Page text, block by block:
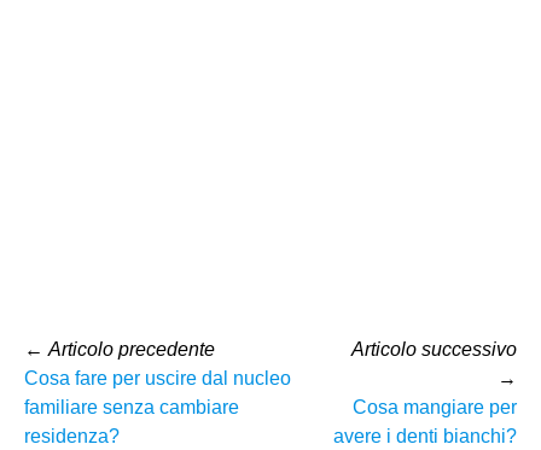
← Articolo precedente
Cosa fare per uscire dal nucleo
familiare senza cambiare
residenza?
Articolo successivo
→
Cosa mangiare per
avere i denti bianchi?